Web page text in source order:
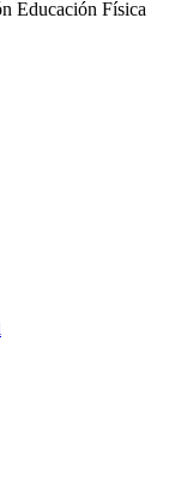
Educación Física